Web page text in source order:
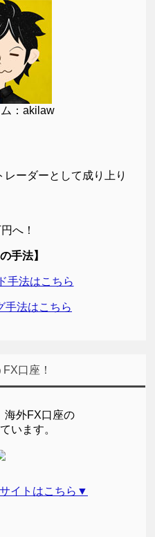
：akilaw
ーダーとして成り上り
へ！
手法】
手法はこちら
手法はこちら
口座！
海外FX口座の
います。
イトはこちら▼